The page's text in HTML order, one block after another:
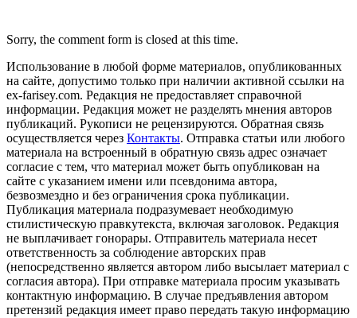
Sorry, the comment form is closed at this time.
Использование в любой форме материалов, опубликованных
на сайте, допустимо только при наличии активной ссылки на
ex-farisey.com. Редакция не предоставляет справочной
информации. Редакция может не разделять мнения авторов
публикаций. Рукописи не рецензируются. Обратная связь
осуществляется через Контакты. Отправка статьи или любого
материала на встроенный в обратную связь адрес означает
согласие с тем, что материал может быть опубликован на
сайте с указанием имени или псевдонима автора,
безвозмездно и без ограничения срока публикации.
Публикация материала подразумевает необходимую
стилистическую правкутекста, включая заголовок. Редакция
не выплачивает гонорары. Отправитель материала несет
ответственность за соблюдение авторских прав
(непосредственно является автором либо высылает материал с
согласия автора). При отправке материала просим указывать
контактную информацию. В случае предъявления автором
претензий редакция имеет право передать такую информацию